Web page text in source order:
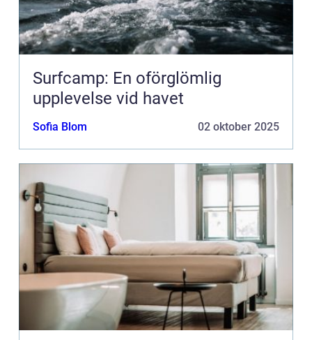
Surfcamp: En oförglömlig
upplevelse vid havet
Sofia Blom 02 oktober 2025